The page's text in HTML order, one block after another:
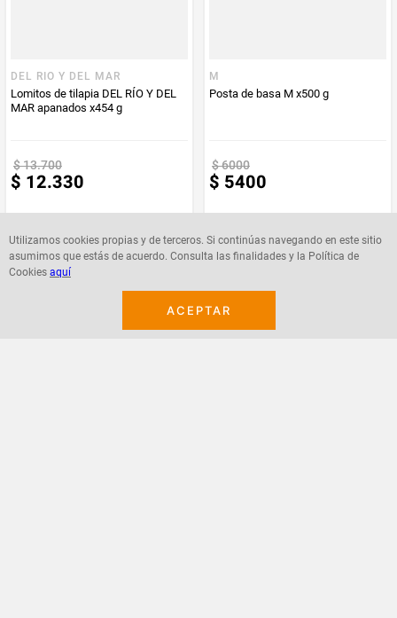
Utilizamos cookies propias y de terceros. Si continúas navegando en este sitio
asumimos que estás de acuerdo. Consulta las finalidades y la Política de
Cookies aquí
ACEPTAR
DEL RIO Y DEL MAR
Lomitos de tilapia DEL RÍO Y DEL
MAR apanados x454 g
$13.700
$ 12.330
M
Posta de basa M x500 g
$6000
$ 5400